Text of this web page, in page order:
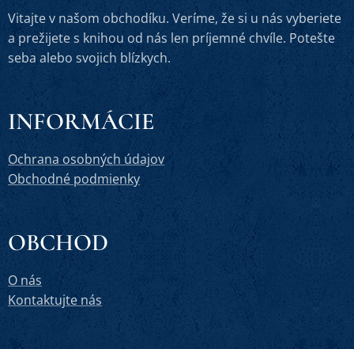
Vitajte v našom obchodíku. Veríme, že si u nás vyberiete
a prežijete s knihou od nás len príjemné chvíle. Potešte
seba alebo svojich blízkych.
INFORMÁCIE
Ochrana osobných údajov
Obchodné podmienky
OBCHOD
O nás
Kontaktujte nás